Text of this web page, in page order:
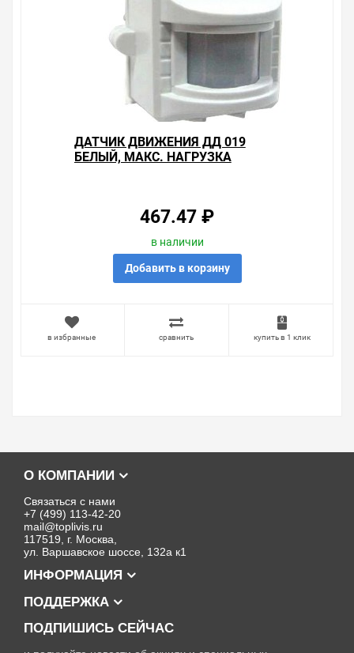
ДАТЧИК ДВИЖЕНИЯ ДД 019
БЕЛЫЙ, МАКС. НАГРУЗКА
467.47 ₽
в наличии
Добавить в корзину
в избранные сравнить купить в 1 клик
О КОМПАНИИ
Связаться с нами
+7 (499) 113-42-20
mail@toplivis.ru
117519, г. Москва,
ул. Варшавское шоссе, 132а к1
ИНФОРМАЦИЯ
ПОДДЕРЖКА
ПОДПИШИСЬ СЕЙЧАС